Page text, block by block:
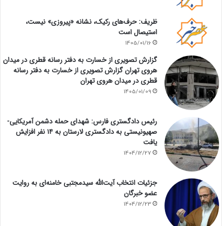
ظریف: حرف‌های رکیک، نشانه «پیروزی» نیست،
استیصال است
1405/01/16
گزارش تصویری از خسارت به دفتر رسانه قطری در میدان
هروی تهران گزارش تصویری از خسارت به دفتر رسانه
قطری در میدان هروی تهران
1405/01/09
رئیس دادگستری فارس: شهدای حمله دشمن آمریکایی-
صهیونیستی به دادگستری لارستان به ۱۴ نفر افزایش
یافت
1404/12/27
جزئیات انتخاب آیت‌الله سیدمجتبی خامنه‌ای به روایت
عضو خبرگان
1404/12/23